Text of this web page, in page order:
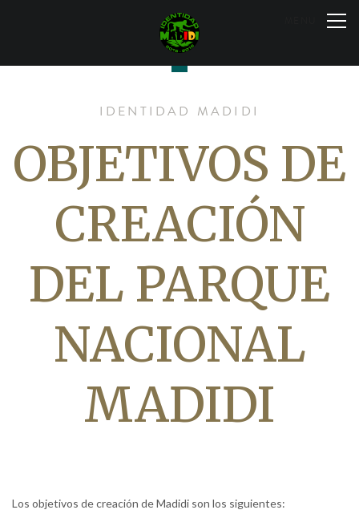
IDENTIDAD MADIDI
OBJETIVOS DE
CREACIÓN
DEL PARQUE
NACIONAL
MADIDI
Los objetivos de creación de Madidi son los siguientes: